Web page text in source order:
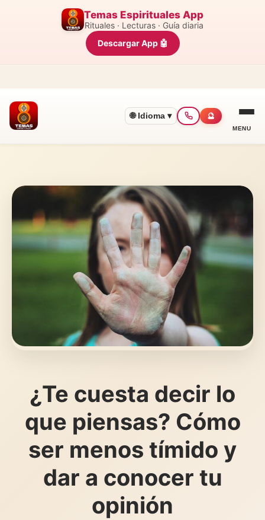
Temas Espirituales App
Rituales · Lecturas · Guía diaria
Descargar App 🤖
🌐 Idioma ▾ 🔮
MENU
¿Te cuesta decir lo
que piensas? Cómo
ser menos tímido y
dar a conocer tu
opinión